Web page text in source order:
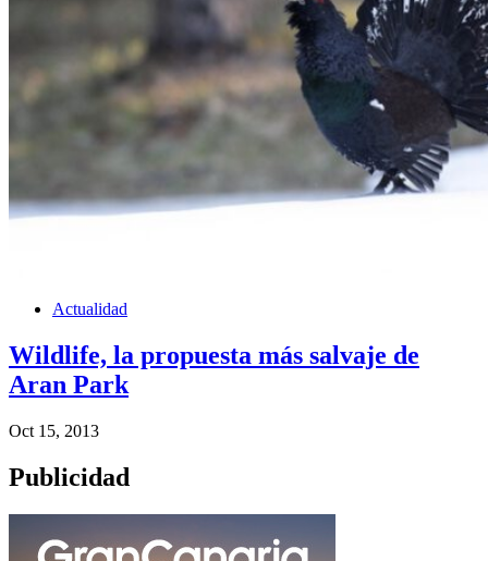
Actualidad
Wildlife, la propuesta más salvaje de
Aran Park
Oct 15, 2013
Publicidad